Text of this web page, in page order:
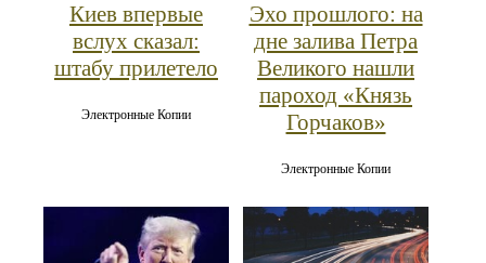
Киев впервые
вслух сказал:
штабу прилетело
Электронные Копии
Эхо прошлого: на
дне залива Петра
Великого нашли
пароход «Князь
Горчаков»
Электронные Копии